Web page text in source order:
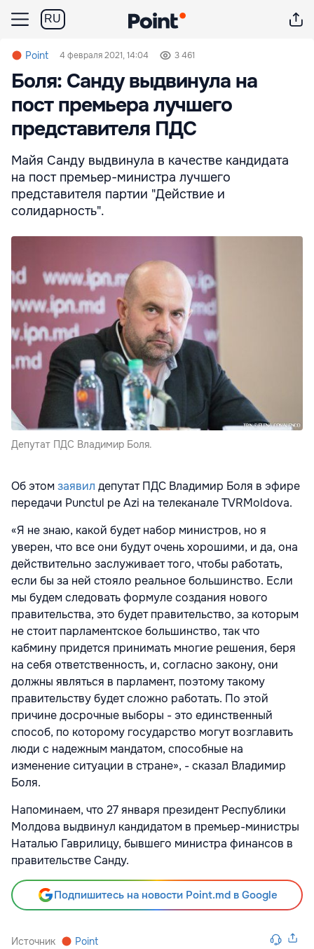
RU
Point 4 февраля 2021, 14:04 3 461
Боля: Санду выдвинула на
пост премьера лучшего
представителя ПДС
Майя Санду выдвинула в качестве кандидата
на пост премьер-министра лучшего
представителя партии "Действие и
солидарность".
Депутат ПДС Владимир Боля.
Об этомзаявил депутат ПДС Владимир Боля в эфире
передачи Punctul pe Azi на телеканале TVRMoldova.
«Я не знаю, какой будет набор министров, но я
уверен, что все они будут очень хорошими, и да, она
действительно заслуживает того, чтобы работать,
если бы за ней стояло реальное большинство. Если
мы будем следовать формуле создания нового
правительства, это будет правительство, за которым
не стоит парламентское большинство, так что
кабмину придется принимать многие решения, беря
на себя ответственность, и, согласно закону, они
должны являться в парламент, поэтому такому
правительству будет сложно работать. По этой
причине досрочные выборы - это единственный
способ, по которому государство могут возглавить
люди с надежным мандатом, способные на
изменение ситуации в стране», - сказал Владимир
Боля.
Напоминаем, что 27 января президент Республики
Молдова выдвинул кандидатом в премьер-министры
Наталью Гаврилицу, бывшего министра финансов в
правительстве Санду.
Подпишитесь на новости Point.md в Google
Источник Point